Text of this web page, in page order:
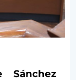
Sánchez